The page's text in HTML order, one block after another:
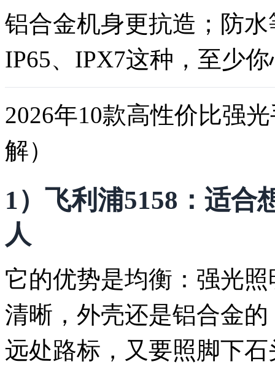
铝合金机身更抗造；防
IP65、IPX7这种，至少
2026年10款高性价比强
解）
1）飞利浦5158：适合
人
它的优势是均衡：强光
清晰，外壳还是铝合金
远处路标，又要照脚下